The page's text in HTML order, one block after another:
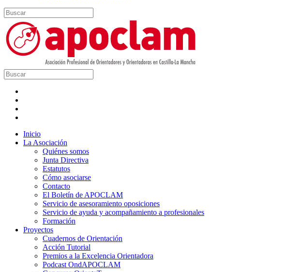
Inicio
La Asociación
Quiénes somos
Junta Directiva
Estatutos
Cómo asociarse
Contacto
El Boletín de APOCLAM
Servicio de asesoramiento oposiciones
Servicio de ayuda y acompañamiento a profesionales
Formación
Proyectos
Cuadernos de Orientación
Acción Tutorial
Premios a la Excelencia Orientadora
Podcast OndAPOCLAM